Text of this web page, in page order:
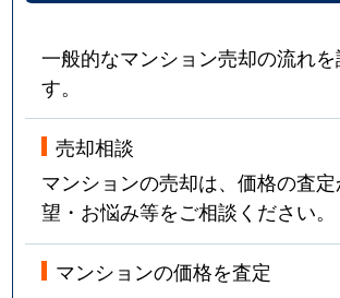
一般的なマンション売却の流れを
す。
売却相談
マンションの売却は、価格の査
望・お悩み等をご相談ください。
マンションの価格を査定